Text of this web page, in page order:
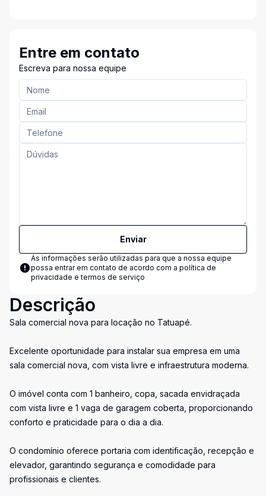
Entre em contato
Escreva para nossa equipe
Enviar
As informações serão utilizadas para que a nossa equipe
possa entrar em contato de acordo com a política de
privacidade e termos de serviço
Descrição
Sala comercial nova para locação no Tatuapé.
Excelente oportunidade para instalar sua empresa em uma
sala comercial nova, com vista livre e infraestrutura moderna.
O imóvel conta com 1 banheiro, copa, sacada envidraçada
com vista livre e 1 vaga de garagem coberta, proporcionando
conforto e praticidade para o dia a dia.
O condomínio oferece portaria com identificação, recepção e
elevador, garantindo segurança e comodidade para
profissionais e clientes.